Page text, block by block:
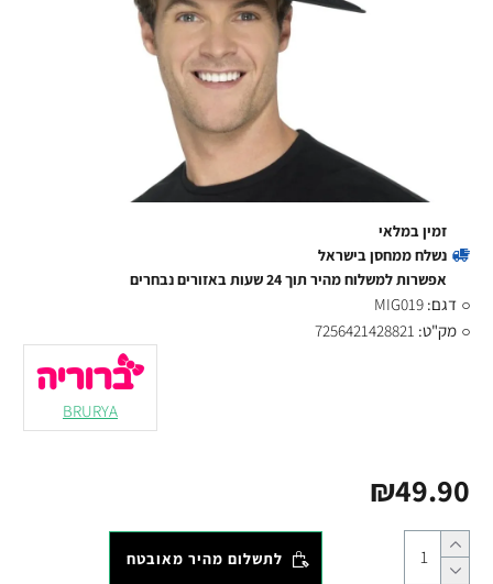
₪49.90
זמין במלאי
נשלח ממחסן בישראל
אפשרות למשלוח מהיר תוך 24 שעות באזורים נבחרים
דגם: MIG019
מק"ט: 7256421428821
BRURYA
לתשלום מהיר מאובטח